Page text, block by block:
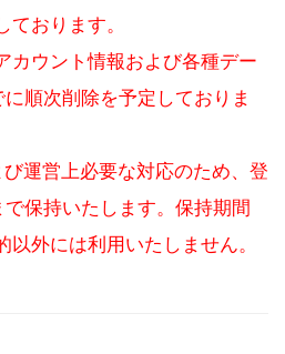
ております。
カウント情報および各種デー
順次削除を予定しておりま
運営上必要な対応のため、登
保持いたします。保持期間
外には利用いたしません。